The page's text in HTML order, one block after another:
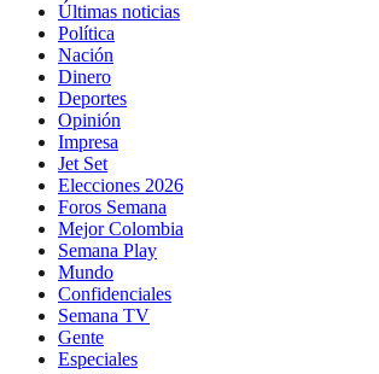
Últimas noticias
Política
Nación
Dinero
Deportes
Opinión
Impresa
Jet Set
Elecciones 2026
Foros Semana
Mejor Colombia
Semana Play
Mundo
Confidenciales
Semana TV
Gente
Especiales